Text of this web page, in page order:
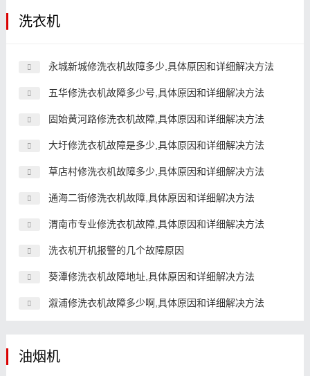
洗衣机
永城新城修洗衣机故障多少,具体原因和详细解决方法
五华修洗衣机故障多少号,具体原因和详细解决方法
固始黄河路修洗衣机故障,具体原因和详细解决方法
大圩修洗衣机故障是多少,具体原因和详细解决方法
草店村修洗衣机故障多少,具体原因和详细解决方法
通海二街修洗衣机故障,具体原因和详细解决方法
渭南市专业修洗衣机故障,具体原因和详细解决方法
洗衣机开机报警的几个故障原因
葵潭修洗衣机故障地址,具体原因和详细解决方法
溆浦修洗衣机故障多少啊,具体原因和详细解决方法
油烟机